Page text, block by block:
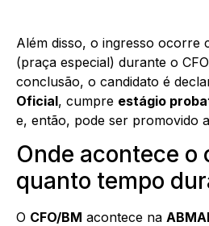
Além disso, o ingresso ocorre
(praça especial) durante o
conclusão, o candidato é
Oficial, cumpre estágio
e, então, pode ser promovido a
Onde acontece o
quanto tempo
O CFO/BM acontece na